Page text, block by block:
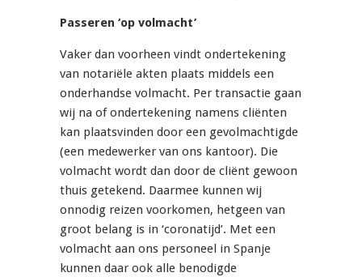
Passeren ‘op volmacht’
Vaker dan voorheen vindt ondertekening
van notariële akten plaats middels een
onderhandse volmacht. Per transactie gaan
wij na of ondertekening namens cliënten
kan plaatsvinden door een gevolmachtigde
(een medewerker van ons kantoor). Die
volmacht wordt dan door de cliënt gewoon
thuis getekend. Daarmee kunnen wij
onnodig reizen voorkomen, hetgeen van
groot belang is in ‘coronatijd’. Met een
volmacht aan ons personeel in Spanje
kunnen daar ook alle benodigde